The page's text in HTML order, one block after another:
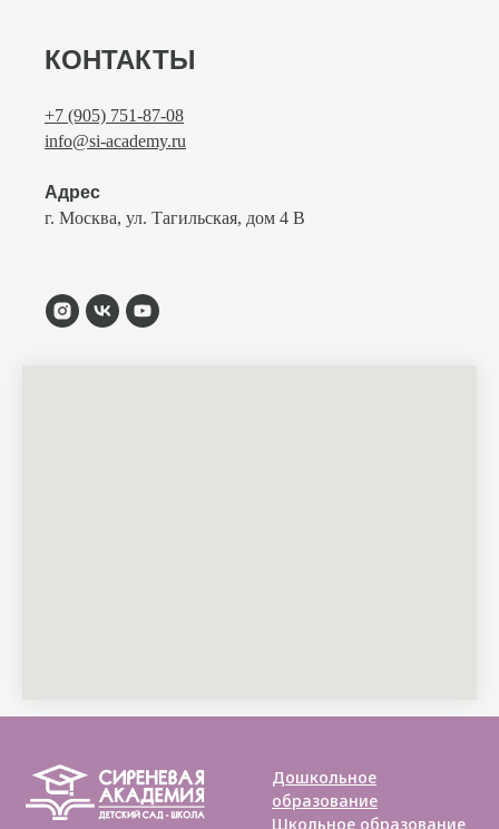
КОНТАКТЫ
+7 (905) 751-87-08
info@si-academy.ru
Адрес
г. Москва, ул. Тагильская, дом 4 В
Дошкольное
образование
Школьное образование